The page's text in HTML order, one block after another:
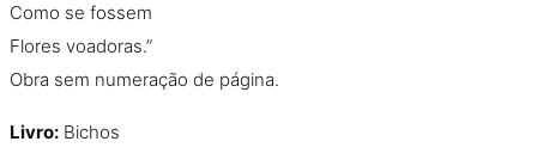
Como se fossem
Flores voadoras.”
Obra sem numeração de página.
Livro: Bichos